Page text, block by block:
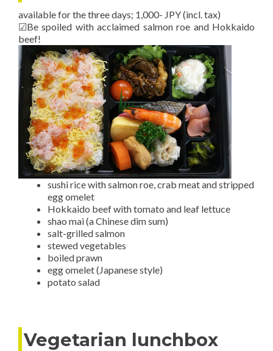
available for the three days; 1,000- JPY (incl. tax)
☑Be spoiled with acclaimed salmon roe and Hokkaido
beef!
sushi rice with salmon roe, crab meat and stripped
egg omelet
Hokkaido beef with tomato and leaf lettuce
shao mai (a Chinese dim sum)
salt-grilled salmon
stewed vegetables
boiled prawn
egg omelet (Japanese style)
potato salad
Vegetarian lunchbox